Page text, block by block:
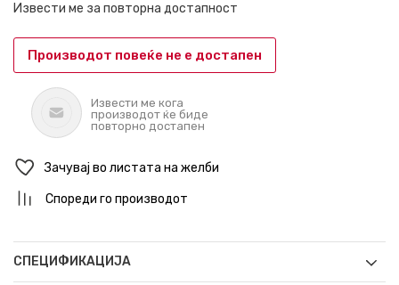
Извести ме за повторна достапност
Производот повеќе не е достапен
Извести ме кога
производот ќе биде
повторно достапен
Зачувај во листата на желби
Спореди го производот
СПЕЦИФИКАЦИЈА